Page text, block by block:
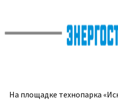
На площадке технопарка